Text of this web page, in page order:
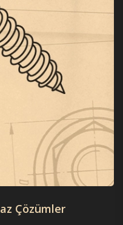
Çözümler